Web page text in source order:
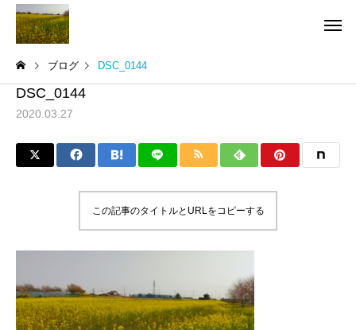
ブログ DSC_0144
DSC_0144
2020.03.27
この記事のタイトルとURLをコピーする